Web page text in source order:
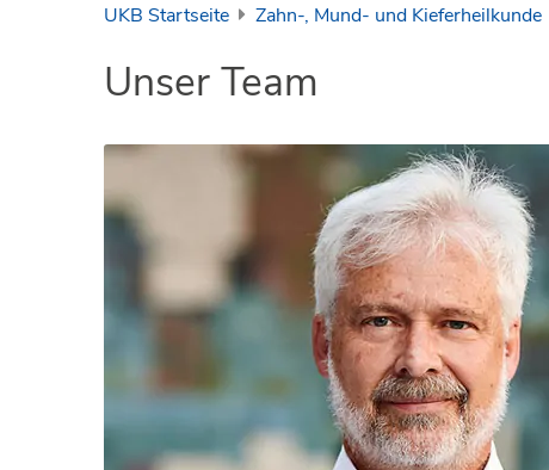
UKB Startseite Zahn-, Mund- und Kieferheilkunde
Unser Team